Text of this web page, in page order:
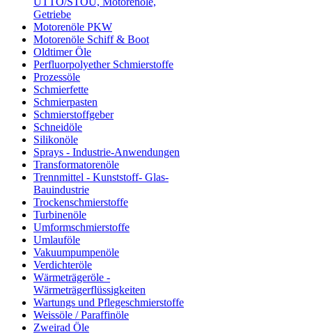
Getriebe
Motorenöle PKW
Motorenöle Schiff & Boot
Oldtimer Öle
Perfluorpolyether Schmierstoffe
Prozessöle
Schmierfette
Schmierpasten
Schmierstoffgeber
Schneidöle
Silikonöle
Sprays - Industrie-Anwendungen
Transformatorenöle
Trennmittel - Kunststoff- Glas-
Bauindustrie
Trockenschmierstoffe
Turbinenöle
Umformschmierstoffe
Umlauföle
Vakuumpumpenöle
Verdichteröle
Wärmeträgeröle -
Wärmeträgerflüssigkeiten
Wartungs und Pflegeschmierstoffe
Weissöle / Paraffinöle
Zweirad Öle